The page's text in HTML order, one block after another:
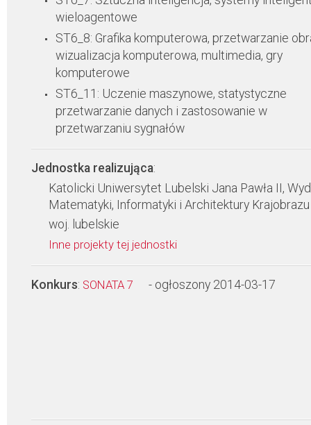
wieloagentowe
ST6_8: Grafika komputerowa, przetwarzanie
wizualizacja komputerowa, multimedia, gry
komputerowe
ST6_11: Uczenie maszynowe, statystyczne
przetwarzanie danych i zastosowanie w
przetwarzaniu sygnałów
Jednostka realizująca:
Katolicki Uniwersytet Lubelski Jana Pawła II,
Matematyki, Informatyki i Architektury Krajobrazu
woj. lubelskie
Inne projekty tej jednostki
Konkurs: SONATA 7 - ogłoszony 2014-03-17